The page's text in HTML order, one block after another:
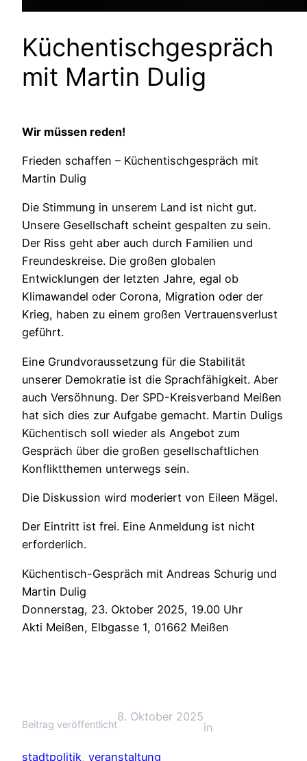
Küchentischgespräch
mit Martin Dulig
Wir müssen reden!
Frieden schaffen – Küchentischgespräch mit
Martin Dulig
Die Stimmung in unserem Land ist nicht gut.
Unsere Gesellschaft scheint gespalten zu sein.
Der Riss geht aber auch durch Familien und
Freundeskreise. Die großen globalen
Entwicklungen der letzten Jahre, egal ob
Klimawandel oder Corona, Migration oder der
Krieg, haben zu einem großen Vertrauensverlust
geführt.
Eine Grundvoraussetzung für die Stabilität
unserer Demokratie ist die Sprachfähigkeit. Aber
auch Versöhnung. Der SPD-Kreisverband Meißen
hat sich dies zur Aufgabe gemacht. Martin Duligs
Küchentisch soll wieder als Angebot zum
Gespräch über die großen gesellschaftlichen
Konfliktthemen unterwegs sein.
Die Diskussion wird moderiert von Eileen Mägel.
Der Eintritt ist frei. Eine Anmeldung ist nicht
erforderlich.
Küchentisch-Gespräch mit Andreas Schurig und
Martin Dulig
Donnerstag, 23. Oktober 2025, 19.00 Uhr
Akti Meißen, Elbgasse 1, 01662 Meißen
Beitrag veröffentlicht
8. Oktober 2025
in
stadtpolitik, veranstaltung